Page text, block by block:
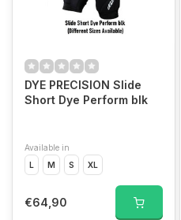
DYE PRECISION Slide
Short Dye Perform blk
Available in
L
M S XL
€64,90